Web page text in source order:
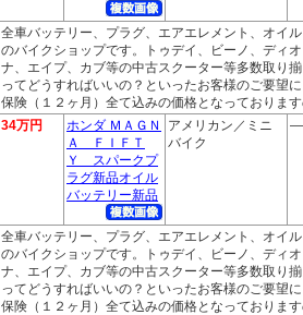
全車バッテリー、プラグ、エアエレメント、オイ
のバイクショップです。トゥデイ、ビーノ、ディ
ナ、エイプ、カブ等の中古スクーター等多数取り
ってどうすればいいの？といったお客様のご要望
保険（１２ヶ月）全て込みの価格となっておりま
34万円
ホンダ ＭＡＧＮ
Ａ ＦＩＦＴ
Ｙ スパークプ
ラグ新品オイル
バッテリー新品
アメリカン／ミニ
バイク
―
全車バッテリー、プラグ、エアエレメント、オイ
のバイクショップです。トゥデイ、ビーノ、ディ
ナ、エイプ、カブ等の中古スクーター等多数取り
ってどうすればいいの？といったお客様のご要望
保険（１２ヶ月）全て込みの価格となっておりま